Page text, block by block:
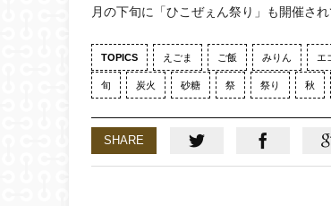
月の下旬に「ひこぜぇん祭り」も開催され
TOPICS えごま ご飯 みりん エ
旬 炭火 砂糖 祭 祭り 秋
SHARE